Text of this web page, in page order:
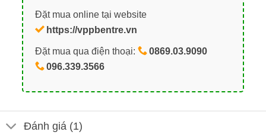
Đặt mua online tại website
https://vppbentre.vn
Đặt mua qua điện thoại:
0869.03.9090
096.339.3566
Đánh giá (1)